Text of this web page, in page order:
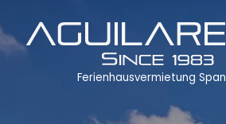
Ferienhausvermietung